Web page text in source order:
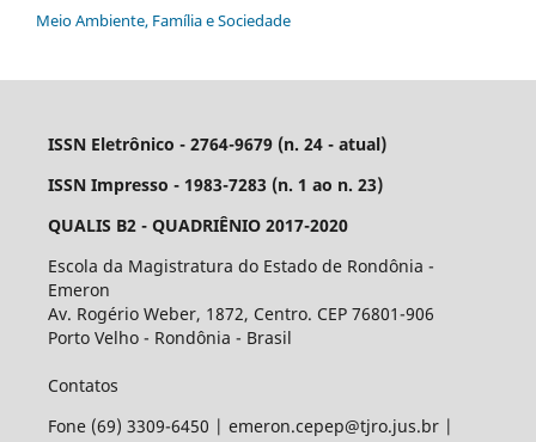
Meio Ambiente, Família e Sociedade
ISSN Eletrônico - 2764-9679 (n. 24 - atual)
ISSN Impresso - 1983-7283 (n. 1 ao n. 23)
QUALIS B2 - QUADRIÊNIO 2017-2020
Escola da Magistratura do Estado de Rondônia -
Emeron
Av. Rogério Weber, 1872, Centro. CEP 76801-906
Porto Velho - Rondônia - Brasil
Contatos
Fone (69) 3309-6450 | emeron.cepep@tjro.jus.br |